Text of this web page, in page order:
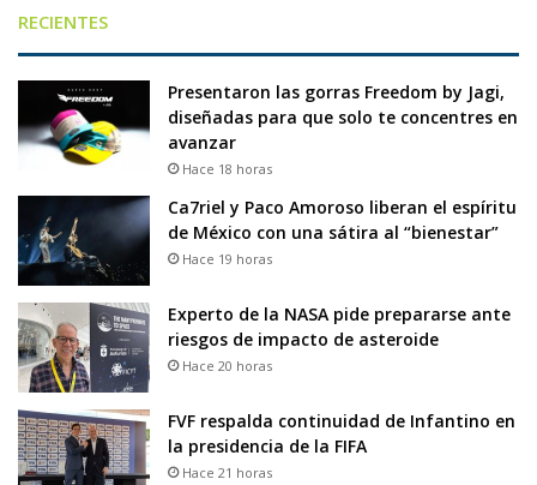
RECIENTES
Presentaron las gorras Freedom by Jagi,
diseñadas para que solo te concentres en
avanzar
Hace 18 horas
Ca7riel y Paco Amoroso liberan el espíritu
de México con una sátira al “bienestar”
Hace 19 horas
Experto de la NASA pide prepararse ante
riesgos de impacto de asteroide
Hace 20 horas
FVF respalda continuidad de Infantino en
la presidencia de la FIFA
Hace 21 horas